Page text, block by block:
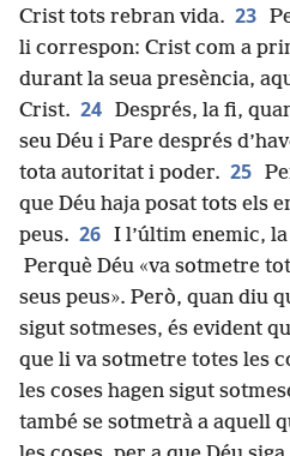
Crist tots rebran vida. 23
li correspon: Crist com a
durant la seua presència,
Crist. 24 Després, la fi,
seu Déu i Pare després
tota autoritat i poder. 25
que Déu haja posat tots els
peus. 26 I l’últim enemic,
Perquè Déu «va sotmetre
seus peus». Però, quan diu
sigut sotmeses, és evident
que li va sotmetre totes les
les coses hagen sigut
també se sotmetrà a aquell